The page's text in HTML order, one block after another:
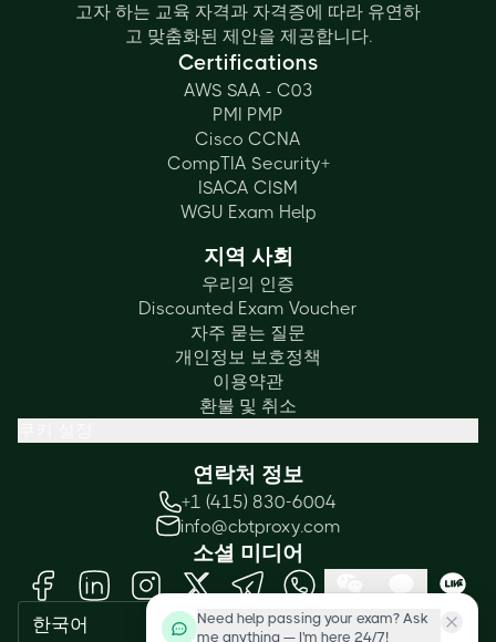
고자 하는 교육 자격과 자격증에 따라 유연하
고 맞춤화된 제안을 제공합니다.
Certifications
AWS SAA - C03
PMI PMP
Cisco CCNA
CompTIA Security+
ISACA CISM
WGU Exam Help
지역 사회
우리의 인증
Discounted Exam Voucher
자주 묻는 질문
개인정보 보호정책
이용약관
환불 및 취소
연락처 정보
+1 (415) 830-6004
info@cbtproxy.com
소셜 미디어
한국어
Need help passing your exam? Ask
me anything — I'm here 24/7!